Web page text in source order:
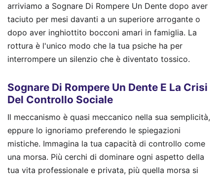
arriviamo a Sognare Di Rompere Un Dente dopo aver
taciuto per mesi davanti a un superiore arrogante o
dopo aver inghiottito bocconi amari in famiglia. La
rottura è l'unico modo che la tua psiche ha per
interrompere un silenzio che è diventato tossico.
Sognare Di Rompere Un Dente E La Crisi
Del Controllo Sociale
Il meccanismo è quasi meccanico nella sua semplicità,
eppure lo ignoriamo preferendo le spiegazioni
mistiche. Immagina la tua capacità di controllo come
una morsa. Più cerchi di dominare ogni aspetto della
tua vita professionale e privata, più quella morsa si